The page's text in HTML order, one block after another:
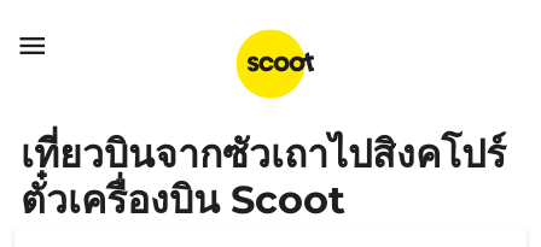

เที่ยวบินจากซัวเถาไปสิงคโปร์
ตั๋วเครื่องบิน Scoot